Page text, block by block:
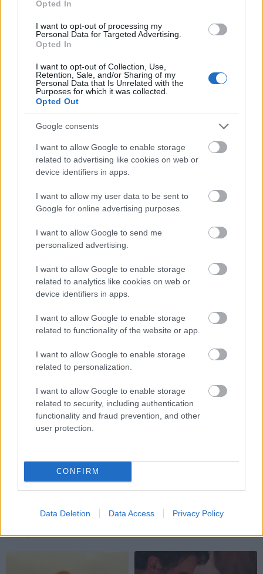
Opted In
I want to opt-out of processing my
Personal Data for Targeted Advertising.
Opted In
I want to opt-out of Collection, Use,
Retention, Sale, and/or Sharing of my
Personal Data that Is Unrelated with the
Purposes for which it was collected.
Opted Out
Google consents
I want to allow Google to enable storage
related to advertising like cookies on web or
device identifiers in apps.
I want to allow my user data to be sent to
Google for online advertising purposes.
I want to allow Google to send me
personalized advertising.
I want to allow Google to enable storage
related to analytics like cookies on web or
device identifiers in apps.
I want to allow Google to enable storage
related to functionality of the website or app.
I want to allow Google to enable storage
related to personalization.
I want to allow Google to enable storage
related to security, including authentication
functionality and fraud prevention, and other
user protection.
CONFIRM
Data Deletion Data Access Privacy Policy
Cum iti alegi tinuta
potrivita, ca invitata, la o
nunta in sezonul rece
Cum distrugi o tinuta fara
Luna de miere
Destinatii potrivite pentru
luna de miere in 2023
mergi in luna de miere: 6
sfaturi utile
10 lucruri care nu trebuie
sa iti lipseasca din bagaj, in